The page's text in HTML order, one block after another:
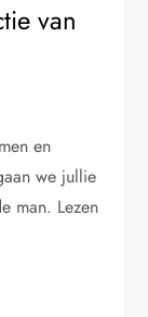
van
en
we jullie
man. Lezen